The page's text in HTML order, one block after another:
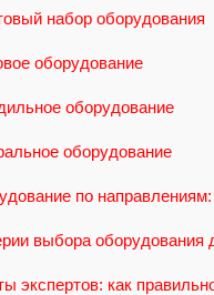
набор оборудования
оборудование
оборудование
оборудование
по
выбора оборудования
экспертов: как